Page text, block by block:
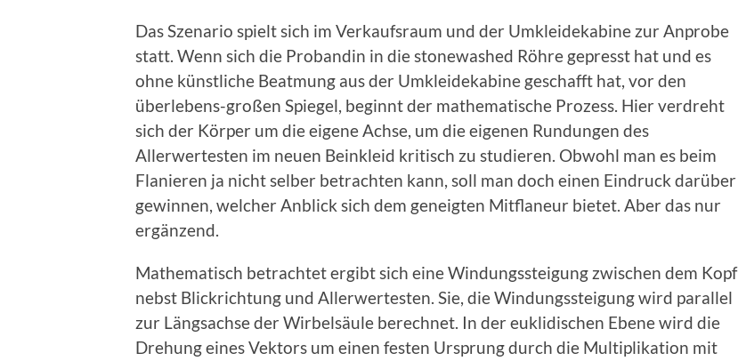
Das Szenario spielt sich im Verkaufsraum und der Umkleidekabine zur Anprobe
statt. Wenn sich die Probandin in die stonewashed Röhre gepresst hat und es
ohne künstliche Beatmung aus der Umkleidekabine geschafft hat, vor den
überlebens-großen Spiegel, beginnt der mathematische Prozess. Hier verdreht
sich der Körper um die eigene Achse, um die eigenen Rundungen des
Allerwertesten im neuen Beinkleid kritisch zu studieren. Obwohl man es beim
Flanieren ja nicht selber betrachten kann, soll man doch einen Eindruck darüber
gewinnen, welcher Anblick sich dem geneigten Mitflaneur bietet. Aber das nur
ergänzend.
Mathematisch betrachtet ergibt sich eine Windungssteigung zwischen dem Kopf
nebst Blickrichtung und Allerwertesten. Sie, die Windungssteigung wird parallel
zur Längsachse der Wirbelsäule berechnet. In der euklidischen Ebene wird die
Drehung eines Vektors um einen festen Ursprung durch die Multiplikation mit